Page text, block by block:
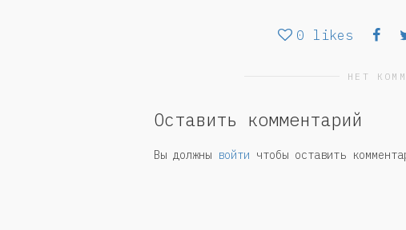
0 likes
НЕТ
Оставить комментарий
Вы должны войти чтобы оставить